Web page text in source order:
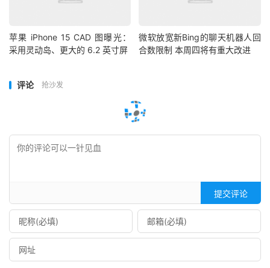
苹果 iPhone 15 CAD 图曝光：
采用灵动岛、更大的 6.2 英寸屏
微软放宽新Bing的聊天机器人回
合数限制 本周四将有重大改进
评论 抢沙发
提交评论